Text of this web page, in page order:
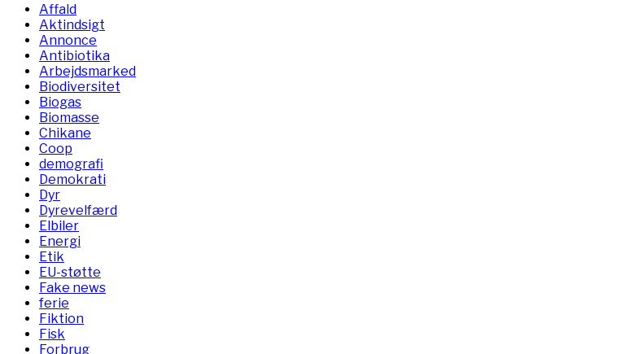
Affald
Aktindsigt
Annonce
Antibiotika
Arbejdsmarked
Biodiversitet
Biogas
Biomasse
Chikane
Coop
demografi
Demokrati
Dyr
Dyrevelfærd
Elbiler
Energi
Etik
EU-støtte
Fake news
ferie
Fiktion
Fisk
Forbrug